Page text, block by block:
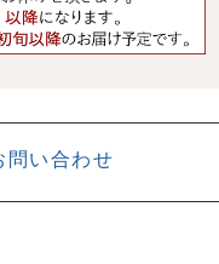
問い合わせ